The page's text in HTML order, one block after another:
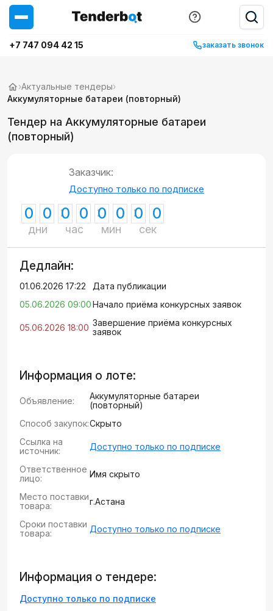
+7 747 094 42 15 заказать звонок
›Актуальные тендеры›
Аккумуляторные батареи (повторный)
Тендер на Аккумуляторные батареи
(повторный)
Заказчик:
Доступно только по подписке
0 0
дни
0 0
час
0 0
мин
0 0
сек
Дедлайн:
01.06.2026 17:22
Дата публикации
05.06.2026 09:00Начало приёма конкурсных заявок
05.06.2026 18:00 Завершение приёма конкурсных
заявок
Информация о лоте:
Объявление:
Аккумуляторные батареи
(повторный)
Способ закупок:Скрыто
Ссылка на
источник:
Доступно только по подписке
Ответственное
лицо:
Имя скрыто
Место поставки
товара:
г.Астана
Сроки поставки
товара:
Доступно только по подписке
Информация о тендере:
Доступно только по подписке